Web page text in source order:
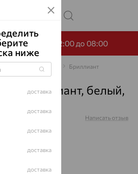
НОЧЬ с 22:00 до 08:00
декоративные Бриллиант
бриллиант, белый,
Написать отзыв
ниже
доставка
доставка
доставка
доставка
доставка